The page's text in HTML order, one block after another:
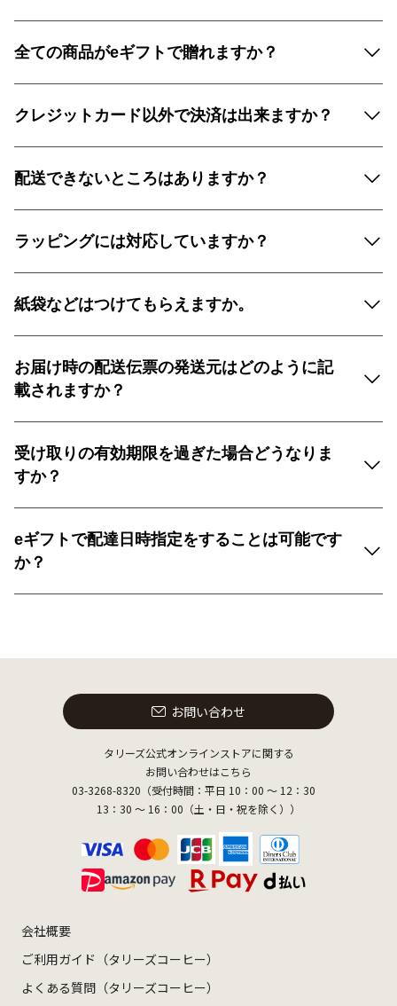
全ての商品がeギフトで贈れますか？
クレジットカード以外で決済は出来ますか？
配送できないところはありますか？
ラッピングには対応していますか？
紙袋などはつけてもらえますか。
お届け時の配送伝票の発送元はどのように記
載されますか？
受け取りの有効期限を過ぎた場合どうなりま
すか？
eギフトで配達日時指定をすることは可能です
か？
お問い合わせ
タリーズ公式オンラインストアに関する
お問い合わせはこちら
03-3268-8320（受付時間：平日 10：00 ～ 12：30
13：30 ～ 16：00（土・日・祝を除く））
会社概要
ご利用ガイド（タリーズコーヒー）
よくある質問（タリーズコーヒー）